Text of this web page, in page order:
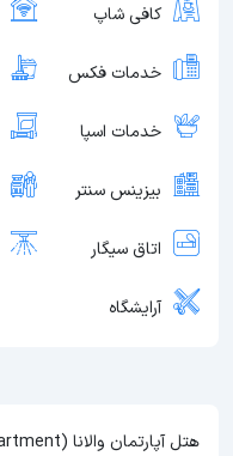
کافی شاپ
خدمات فکس
خدمات اسپا
بیزینس سنتر
اتاق سیگار
آرایشگاه